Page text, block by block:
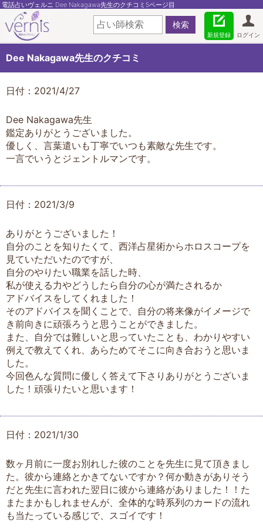
電話占いヴェルニ Dee Nakagawa先生のクチコミ5ページ目
ログイン
新規登録
Dee Nakagawa先生のクチコミ
日付：2021/4/27
Dee Nakagawa先生
鑑定ありがとうございました。
優しく、言葉遣いも丁寧でいつも素敵な先生です。
一言でいうとジェントルマンです。
日付：2021/3/9
ありがとうございました！
自分のことを知りたくて、西洋占星術からホロスコープを
見ていただいたのですが、
自分のやりたい職業を話した時、
私が使える力やどうしたら自分の心が満たされるか
アドバイスをしてくれました！
そのアドバイスを聞くことで、自分の将来像がイメージで
き前向きに頑張ろうと思うことができました。
また、自分では難しいと思っていたことも、わかりやすい
例えで教えてくれ、あらためてそこに向き合おうと思いま
した。
今回色んな質問に優しく答えて下さりありがとうございま
した！頑張りたいと思います！
日付：2021/1/30
数ヶ月前に一度お別れした彼のことを先生に見て頂きまし
た。彼から連絡とかきてないですか？何か動きがありそう
だと先生に言われた翌日に彼から連絡がありました！！た
またまかもしれませんが、全体的な時系列のカードの流れ
も当たっている感じで、スゴイです！